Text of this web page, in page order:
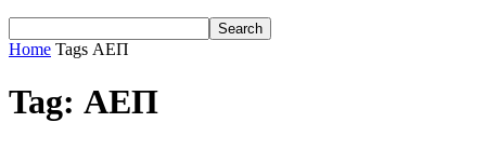
Home Tags ΑΕΠ
Tag: ΑΕΠ